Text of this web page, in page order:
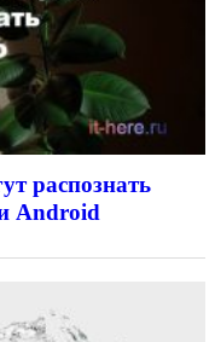
распознать
Android